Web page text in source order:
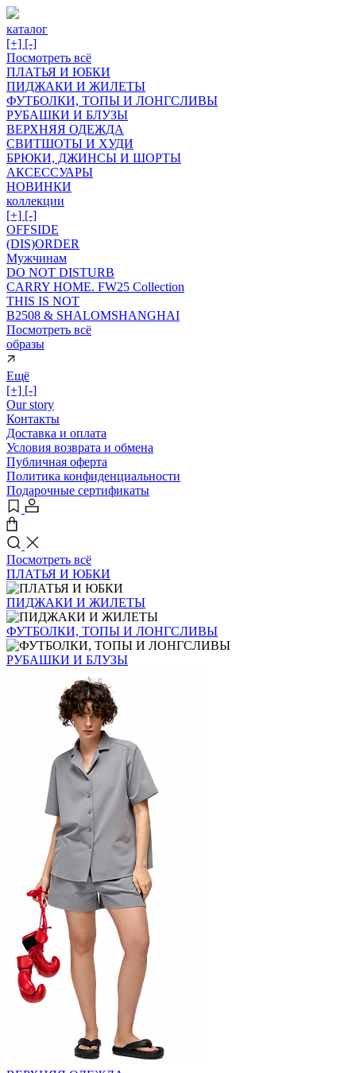
каталог
[+] [-]
Посмотреть всё
ПЛАТЬЯ И ЮБКИ
ПИДЖАКИ И ЖИЛЕТЫ
ФУТБОЛКИ, ТОПЫ И ЛОНГСЛИВЫ
РУБАШКИ И БЛУЗЫ
ВЕРХНЯЯ ОДЕЖДА
СВИТШОТЫ И ХУДИ
БРЮКИ, ДЖИНСЫ И ШОРТЫ
АКСЕССУАРЫ
НОВИНКИ
коллекции
[+] [-]
OFFSIDE
(DIS)ORDER
Мужчинам
DO NOT DISTURB
CARRY HOME. FW25 Collection
THIS IS NOT
B2508 & SHALOMSHANGHAI
Посмотреть всё
образы
Ещё
[+] [-]
Our story
Контакты
Доставка и оплата
Условия возврата и обмена
Публичная оферта
Политика конфиденциальности
Подарочные сертификаты
Посмотреть всё
ПЛАТЬЯ И ЮБКИ
ПИДЖАКИ И ЖИЛЕТЫ
ФУТБОЛКИ, ТОПЫ И ЛОНГСЛИВЫ
РУБАШКИ И БЛУЗЫ